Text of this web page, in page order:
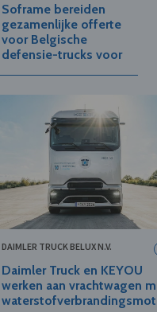
Soframe bereiden
gezamenlijke offerte
voor Belgische
defensie-trucks voor
DAIMLER TRUCK BELUX N.V.
Daimler Truck en KEYOU
werken aan vrachtwagen